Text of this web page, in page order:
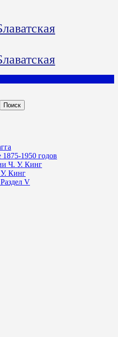
Поиск
1950 годов
Ч. У. Кинг
Кинг
V